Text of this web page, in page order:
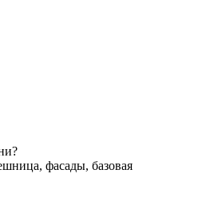
фасады, базовая